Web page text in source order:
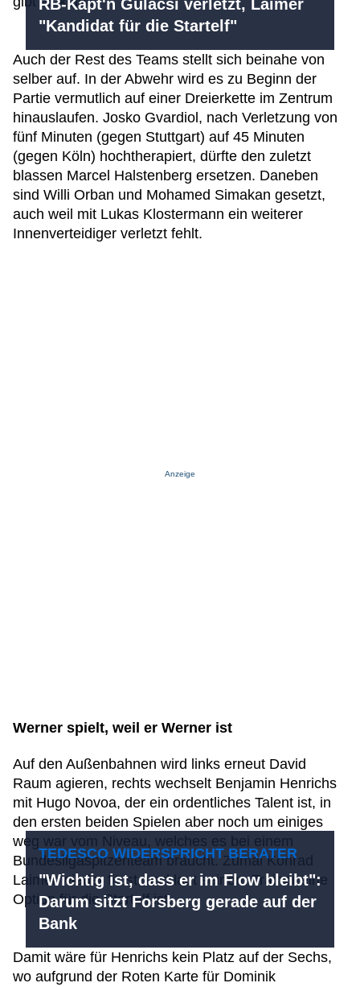
RB-Käpt'n Gulacsi verletzt, Laimer
"Kandidat für die Startelf"
Auch der Rest des Teams stellt sich beinahe von
selber auf. In der Abwehr wird es zu Beginn der
Partie vermutlich auf einer Dreierkette im Zentrum
hinauslaufen. Josko Gvardiol, nach Verletzung von
fünf Minuten (gegen Stuttgart) auf 45 Minuten
(gegen Köln) hochtherapiert, dürfte den zuletzt
blassen Marcel Halstenberg ersetzen. Daneben
sind Willi Orban und Mohamed Simakan gesetzt,
auch weil mit Lukas Klostermann ein weiterer
Innenverteidiger verletzt fehlt.
Anzeige
Werner spielt, weil er Werner ist
Auf den Außenbahnen wird links erneut David
Raum agieren, rechts wechselt Benjamin Henrichs
mit Hugo Novoa, der ein ordentliches Talent ist, in
den ersten beiden Spielen aber noch um einiges
weg war vom Niveau, welches es bei einem
Bundesligaspitzenteam braucht. Zumal Konrad
Laimer wieder fit ist, und laut seinem Trainer eine
Option für die Startelf ist.
TEDESCO WIDERSPRICHT BERATER
"Wichtig ist, dass er im Flow bleibt":
Darum sitzt Forsberg gerade auf der
Bank
Damit wäre für Henrichs kein Platz auf der Sechs,
wo aufgrund der Roten Karte für Dominik